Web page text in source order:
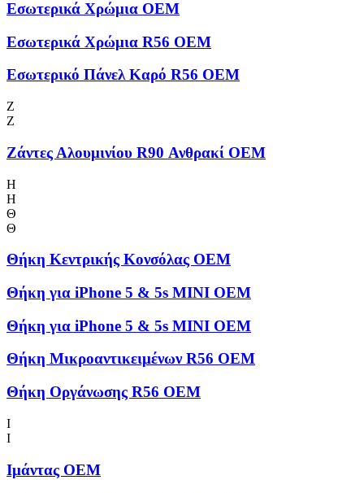
Εσωτερικά Χρώμια OEM
Εσωτερικά Χρώμια R56 OEM
Εσωτερικό Πάνελ Καρό R56 OEM
Ζ
Ζ
Ζάντες Αλουμινίου R90 Ανθρακί OEM
Η
Η
Θ
Θ
Θήκη Kεντρικής Kονσόλας OEM
Θήκη για iPhone 5 & 5s MINI OEM
Θήκη για iPhone 5 & 5s MINI OEM
Θήκη Μικροαντικειμένων R56 OEM
Θήκη Οργάνωσης R56 OEM
Ι
Ι
Ιμάντας OEM